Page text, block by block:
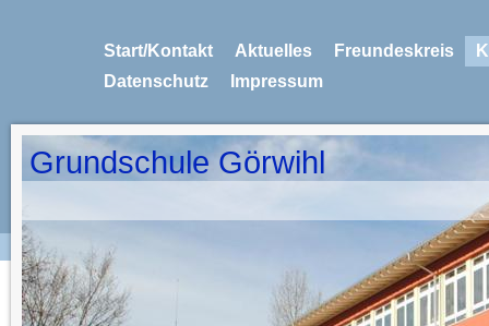
Start/Kontakt Aktuelles Freundeskreis
Datenschutz
Impressum
Grundschule Görwihl